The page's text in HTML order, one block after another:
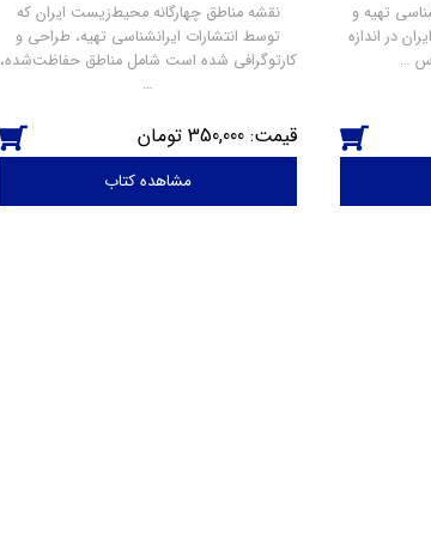
تهیه و
در اندازه
نقشه مناطق چهارگانه محیط‌زیست ایران که
توسط انتشارات ایرانشناسی تهیه، طراحی و
کارتوگرافی شده است شامل مناطق حفاظت‌شده،
…
350,000
مشاهده کتاب